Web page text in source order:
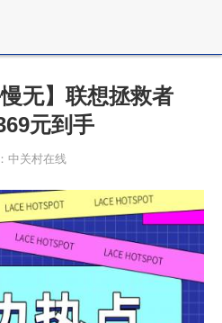
无】联想拯救者
元到手
中关村在线